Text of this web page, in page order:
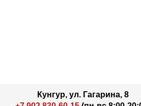
Кунгур, ул. Гагарина, 8